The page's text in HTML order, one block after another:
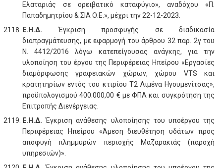
Ελαταριάς σε ορειβατικό καταφύγιο», αναδόχου «Π.
Παπαδημητρίου & ΣΙΑ Ο.Ε.», μέχρι την 22-12-2023.
Ε.Η.Δ.Έγκριση προσφυγής σε διαδικασία
διαπραγμάτευσης, με εφαρμογή του άρθρου 32 παρ. 2γ του
Ν. 4412/2016 λόγω κατεπείγουσας ανάγκης, για την
υλοποίηση του έργου της Περιφέρειας Ηπείρου «Εργασίες
διαμόρφωσης γραφειακών χώρων, χώρου VTS και
κρατητηρίων εντός του κτιρίου Τ2 Λιμένα Ηγουμενίτσας»,
προϋπολογισμού 400.000,00 € με ΦΠΑ και συγκρότηση της
Επιτροπής Διενέργειας.
Ε.Η.Δ.Έγκριση ανάθεσης υλοποίησης του υποέργου της
Περιφέρειας Ηπείρου «Άμεση διευθέτηση υδάτων προς
αποφυγή πλημμυρών περιοχής Μαζαρακιάς (παροχή
υπηρεσιών)».